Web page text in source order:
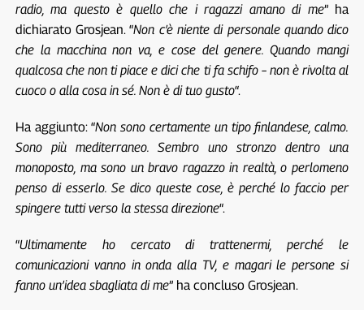
radio, ma questo è quello che i ragazzi amano di me” ha
dichiarato Grosjean. “Non c’è niente di personale quando dico
che la macchina non va, e cose del genere. Quando mangi
qualcosa che non ti piace e dici che ti fa schifo – non è rivolta al
cuoco o alla cosa in sé. Non è di tuo gusto“.
Ha aggiunto: “Non sono certamente un tipo finlandese, calmo.
Sono più mediterraneo. Sembro uno stronzo dentro una
monoposto, ma sono un bravo ragazzo in realtà, o perlomeno
penso di esserlo. Se dico queste cose, è perché lo faccio per
spingere tutti verso la stessa direzione“.
“Ultimamente ho cercato di trattenermi, perché le
comunicazioni vanno in onda alla TV, e magari le persone si
fanno un’idea sbagliata di me” ha concluso Grosjean.